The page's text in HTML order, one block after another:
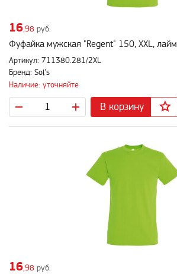
16,98 руб.
Фуфайка мужская "Regent" 150, XXL, лайм
Артикул: 711380.281/2XL
Бренд: Sol's
Наличие: уточняйте
В корзину
16 ,98 руб.